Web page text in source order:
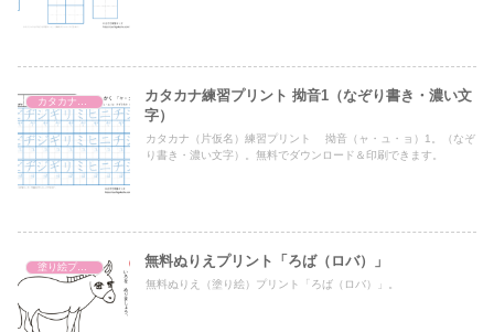
カタカナ練習プリント 拗音1（なぞり書き・濃い文
字）
カタカナ（片仮名）練習プリント 拗音（ャ・ュ・ョ）1。（なぞ
り書き・濃い文字）。無料でダウンロード＆印刷できます。
無料ぬりえプリント「ろば（ロバ）」
無料ぬりえ（塗り絵）プリント「ろば（ロバ）」。